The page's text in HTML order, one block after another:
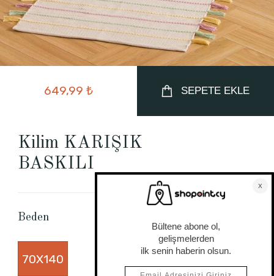
649,99 ₺ SEPETE EKLE
Kilim KARIŞIK
BASKILI
Beden
70X140